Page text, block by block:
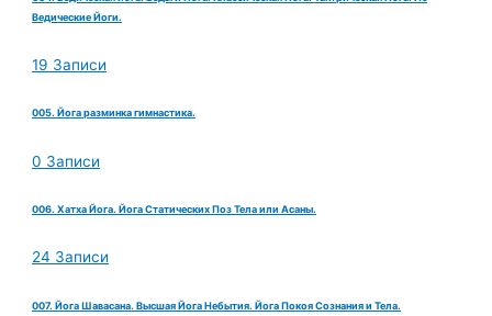
Ведические Йоги.
19 Записи
005. Йога разминка гимнастика.
0 Записи
006. Хатха Йога. Йога Статических Поз Тела или Асаны.
24 Записи
007. Йога Шавасана. Высшая Йога Небытия. Йога Покоя Сознания и Тела.